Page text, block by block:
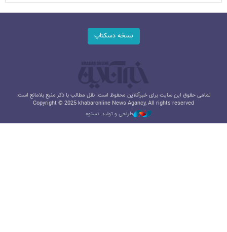
نسخه دسکتاپ
تمامی حقوق این سایت برای خبرآنلاین محفوظ است. نقل مطالب با ذکر منبع بلامانع است.
Copyright © 2025 khabaronline News Agancy, All rights reserved
طراحی و تولید: نستوه